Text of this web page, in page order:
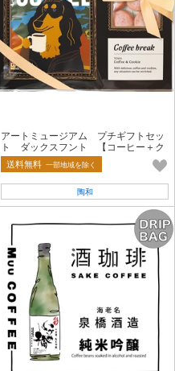
アートミュージアム プチギフトセッ
ト ダックスフント 【コーヒー＋ク
ッキー／ギフト】
送料無料 一部地域を除く
陶和